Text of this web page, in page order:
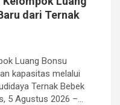
dari Ternak
Luang Bonsu
kapasitas melalui
Ternak Bebek
5 Agustus 2026 –…